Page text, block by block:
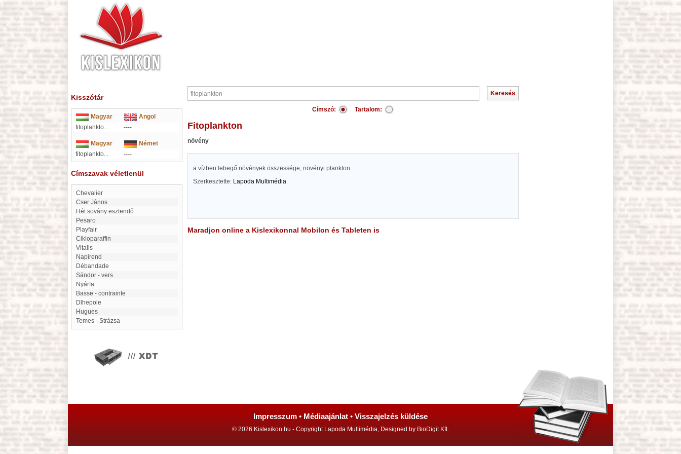
Kisszótár
Magyar
Angol
fitoplankto...
----
Magyar
Német
fitoplankto...
----
Címszavak véletlenül
Chevalier
Cser János
Hét sovány esztendő
Pesaro
Playfair
cikloparaffin
Vitalis
Napirend
Débandade
Sándor - vers
Nyárfa
Basse - contrainte
Dlhepole
Hugues
Temes - Strázsa
Címszó: Tartalom:
fitoplankton
növény
a vízben lebegő növények összessége, növényi plankton
Szerkesztette: Lapoda Multimédia
Maradjon online a Kislexikonnal Mobilon és Tableten is
Impresszum • Médiaajánlat • Visszajelzés küldése
© 2026 Kislexikon.hu - Copyright Lapoda Multimédia, Designed by BioDigit Kft.